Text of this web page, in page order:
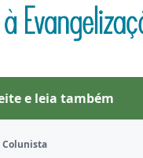
e leia também
Colunista